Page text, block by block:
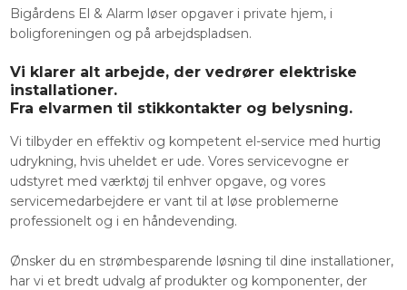
​Bigårdens El & Alarm løser opgaver i private hjem, i
boligforeningen og på arbejdspladsen.
Vi klarer alt arbejde, der vedrører elektriske
installationer.
​​Fra elvarmen til stikkontakter og belysning.
Vi tilbyder en effektiv og kompetent el-service med hurtig
udrykning, hvis uheldet er ude. Vores servicevogne er
udstyret med værktøj til enhver opgave, og vores
servicemedarbejdere er vant til at løse problemerne
professionelt og i en håndevending.
Ønsker du en strømbesparende løsning til dine installationer,
har vi et bredt udvalg af produkter og komponenter, der